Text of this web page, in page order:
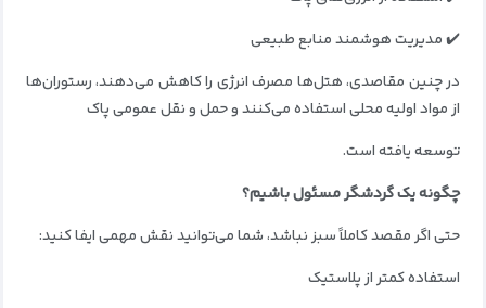
✔️ مدیریت هوشمند منابع طبیعی
در چنین مقاصدی، هتل‌ها مصرف انرژی را کاهش می‌دهند، رستوران‌ها
از مواد اولیه محلی استفاده می‌کنند و حمل‌ و نقل عمومی پاک
توسعه یافته است.
چگونه یک گردشگر مسئول باشیم؟
حتی اگر مقصد کاملاً سبز نباشد، شما می‌توانید نقش مهمی ایفا کنید:
استفاده کمتر از پلاستیک